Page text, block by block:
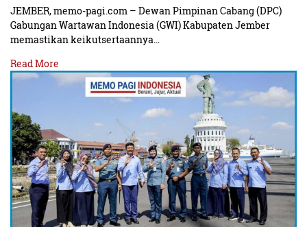
JEMBER, memo-pagi.com – Dewan Pimpinan Cabang (DPC)
Gabungan Wartawan Indonesia (GWI) Kabupaten Jember
memastikan keikutsertaannya…
Read More